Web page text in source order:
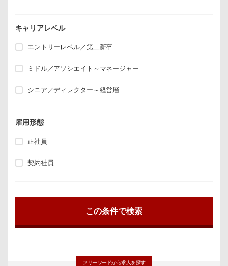
キャリアレベル
エントリーレベル／第二新卒
ミドル／アソシエイト～マネージャー
シニア／ディレクター～経営層
雇用形態
正社員
契約社員
フリーワードから求人を探す